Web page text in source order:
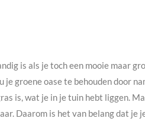
is als je toch een mooie maar
groene oase te behouden door
is, wat je in je tuin hebt liggen.
Daarom is het van belang dat je